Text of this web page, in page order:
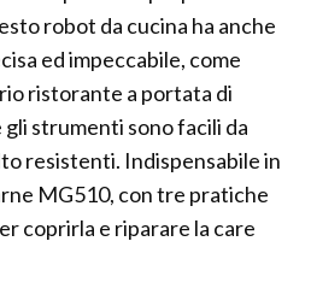
robot da cucina ha anche
ed impeccabile, come
ristorante a portata di
strumenti sono facili da
resistenti. Indispensabile in
MG510, con tre pratiche
coprirla e riparare la care